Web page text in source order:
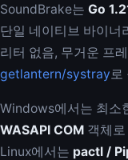
SoundBrake는 Go
단일 네이티브 바이
리터 없음, 무거운 프
getlantern/systray 로
Windows에서는 최소
WASAPI COM 객체
Linux에서는 pactl /